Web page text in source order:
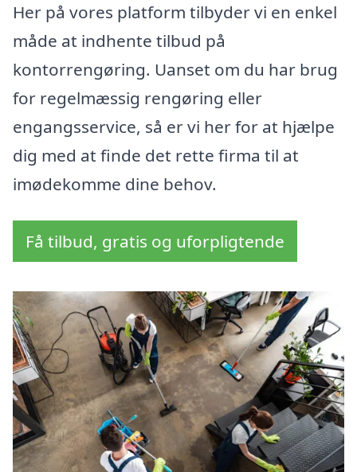
Her på vores platform tilbyder vi en enkel
måde at indhente tilbud på
kontorrengøring. Uanset om du har brug
for regelmæssig rengøring eller
engangsservice, så er vi her for at hjælpe
dig med at finde det rette firma til at
imødekomme dine behov.
Få tilbud, gratis og uforpligtende